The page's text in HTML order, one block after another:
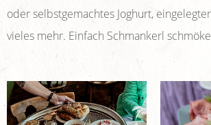
oder selbstgemachtes Joghurt,
vieles mehr. Einfach Schmankerl